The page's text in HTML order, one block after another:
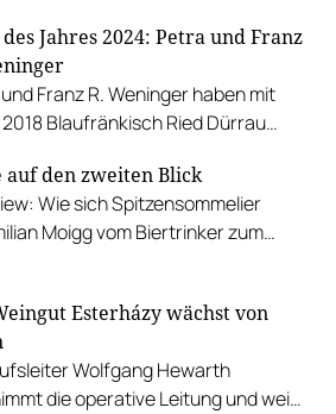
Jahres 2024: Petra und Franz
Franz R. Weninger haben mit
Blaufränkisch Ried Dürrau
– unser bester Wein des
auf den zweiten Blick
Wie sich Spitzensommelier
Moigg vom Biertrinker zum
Esterházy wächst von
Wolfgang Hewarth
die operative Leitung und weiß